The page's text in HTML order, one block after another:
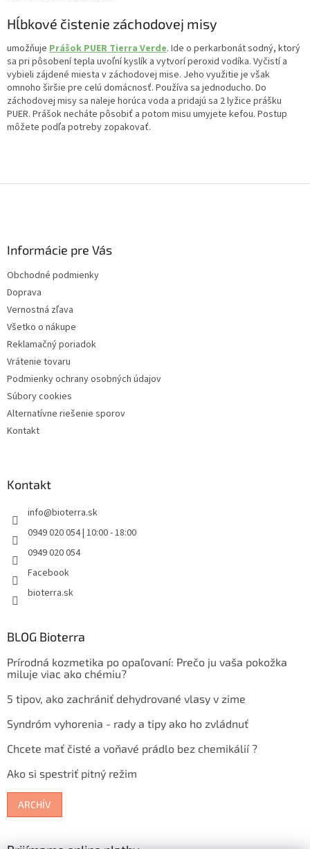
Hĺbkové čistenie záchodovej misy
umožňuje Prášok PUER Tierra Verde. Ide o perkarbonát sodný, ktorý
sa pri pôsobení tepla uvoľní kyslík a vytvorí peroxid vodíka. Vyčistí a
vybieli zájdené miesta v záchodovej mise. Jeho využitie je však
omnoho širšie pre celú domácnosť. Používa sa jednoducho. Do
záchodovej misy sa naleje horúca voda a pridajú sa 2 lyžice prášku
PUER. Prášok necháte pôsobiť a potom misu umyjete kefou. Postup
môžete podľa potreby zopakovať.
Informácie pre Vás
Obchodné podmienky
Doprava
Vernostná zľava
Všetko o nákupe
Reklamačný poriadok
Vrátenie tovaru
Podmienky ochrany osobných údajov
Súbory cookies
Alternatívne riešenie sporov
Kontakt
Kontakt
info@bioterra.sk
0949 020 054 | 10:00 - 18:00
0949 020 054
Facebook
bioterra.sk
BLOG Bioterra
Prírodná kozmetika po opaľovaní: Prečo ju vaša pokožka
miluje viac ako chémiu?
5 tipov, ako zachrániť dehydrované vlasy v zime
Syndróm vyhorenia - rady a tipy ako ho zvládnuť
Chcete mať čisté a voňavé prádlo bez chemikálií ?
Ako si spestriť pitný režim
ARCHÍV